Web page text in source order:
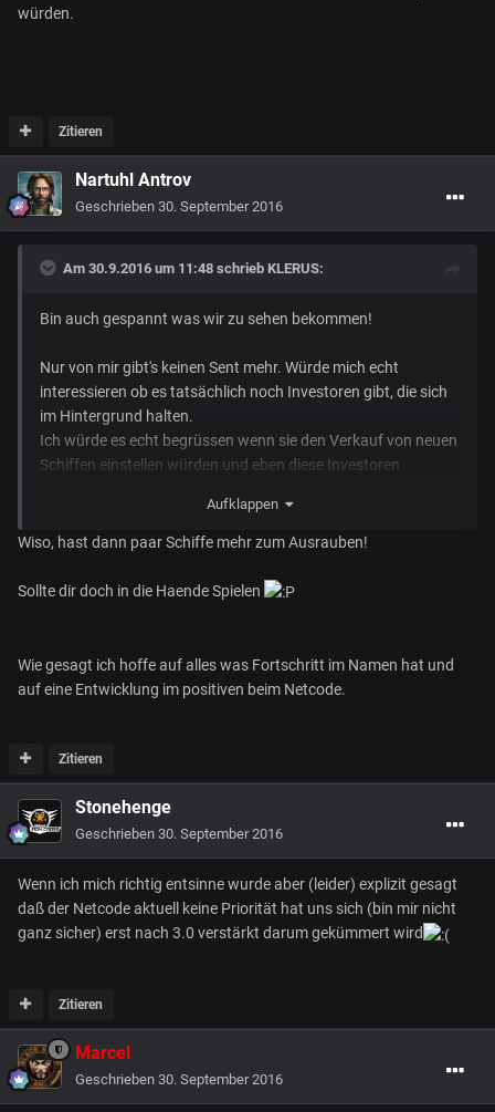
würden.
Zitieren
Nartuhl Antrov
Geschrieben 30. September 2016
Am 30.9.2016 um 11:48 schrieb KLERUS:
Bin auch gespannt was wir zu sehen bekommen!
Nur von mir gibt's keinen Sent mehr. Würde mich echt
interessieren ob es tatsächlich noch Investoren gibt, die sich
im Hintergrund halten.
Ich würde es echt begrüssen wenn sie den Verkauf von neuen
Schiffen einstellen würden und eben diese Investoren
Aufklappen
Wiso, hast dann paar Schiffe mehr zum Ausrauben!
Sollte dir doch in die Haende Spielen
Wie gesagt ich hoffe auf alles was Fortschritt im Namen hat und
auf eine Entwicklung im positiven beim Netcode.
Zitieren
Stonehenge
Geschrieben 30. September 2016
Wenn ich mich richtig entsinne wurde aber (leider) explizit gesagt
daß der Netcode aktuell keine Priorität hat uns sich (bin mir nicht
ganz sicher) erst nach 3.0 verstärkt darum gekümmert wird
Zitieren
Marcel
Geschrieben 30. September 2016